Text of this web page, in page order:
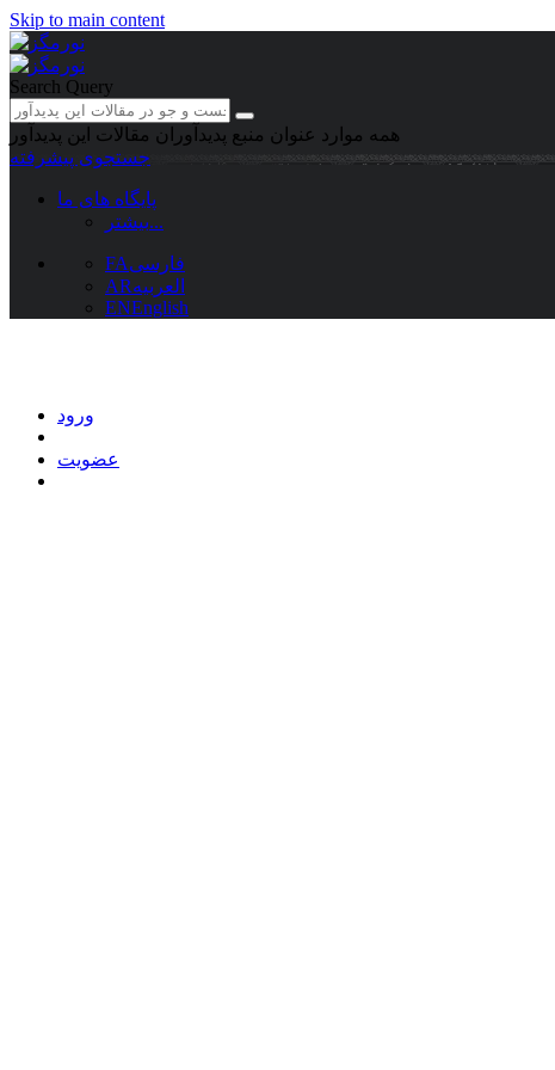
Skip to main content
Search Query
همه موارد عنوان منبع پدیدآوران مقالات این پدیدآور
جستجوی پیشرفته
پایگاه های ما
بیشتر...
FAفارسی
ARالعربیه
ENEnglish
ورود
عضویت